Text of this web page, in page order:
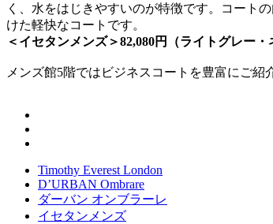
く、水をはじきやすいのが特徴です。コート
けた軽快なコートです。
＜イセタンメンズ＞82,080円（ライトグレー・
メンズ館5階ではビジネスコートを豊富にご紹
Timothy Everest London
D’URBAN Ombrare
ダーバン オンブラーレ
イセタンメンズ